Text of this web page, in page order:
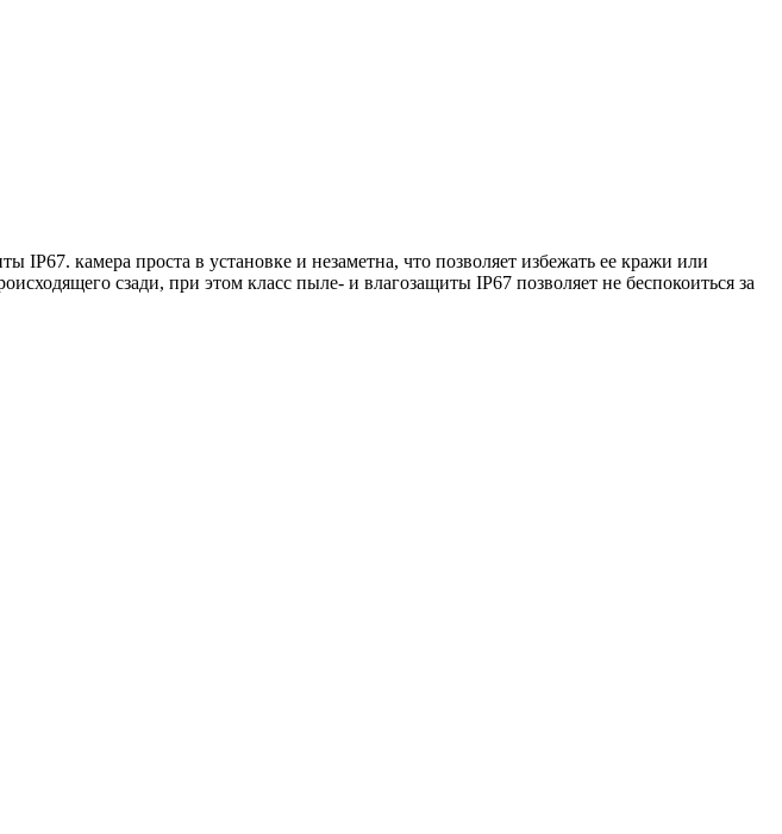
камера проста в установке и незаметна, что позволяет избежать ее кражи или
сзади, при этом класс пыле- и влагозащиты IP67 позволяет не беспокоиться за